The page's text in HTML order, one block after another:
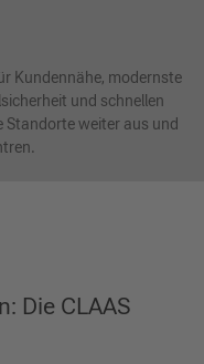
Kundennähe, modernste
und schnellen
Standorte weiter aus und
Die CLAAS